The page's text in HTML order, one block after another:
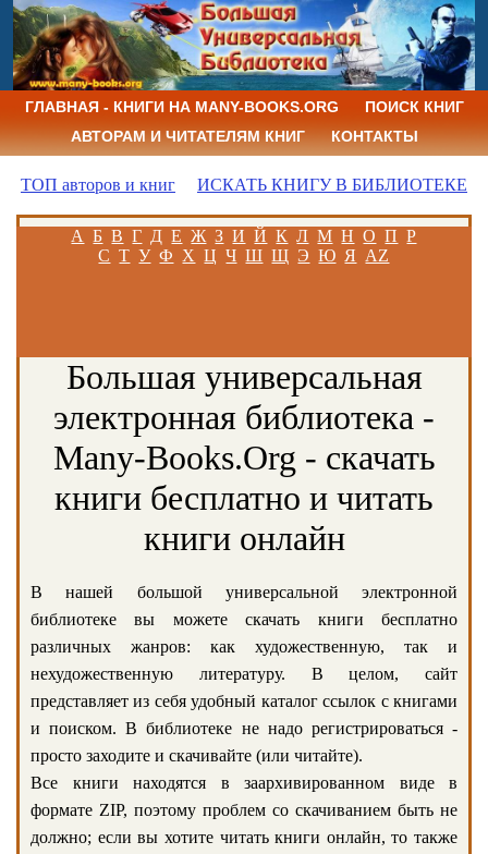
ГЛАВНАЯ - КНИГИ НА MANY-BOOKS.ORG
ПОИСК КНИГ
АВТОРАМ И ЧИТАТЕЛЯМ КНИГ
КОНТАКТЫ
ТОП авторов и книг ИСКАТЬ КНИГУ В БИБЛИОТЕКЕ
А Б В Г Д Е Ж З И Й К Л М Н О П Р
С Т У Ф Х Ц Ч Ш Щ Э Ю Я AZ
Большая универсальная
электронная библиотека -
Many-Books.Org - скачать
книги бесплатно и читать
книги онлайн
В нашей большой универсальной электронной
библиотеке вы можете скачать книги бесплатно
различных жанров: как художественную, так и
нехудожественную литературу. В целом, сайт
представляет из себя удобный каталог ссылок с книгами
и поиском. В библиотеке не надо регистрироваться -
просто заходите и скачивайте (или читайте).
Все книги находятся в заархивированном виде в
формате ZIP, поэтому проблем со скачиванием быть не
должно; если вы хотите читать книги онлайн, то также